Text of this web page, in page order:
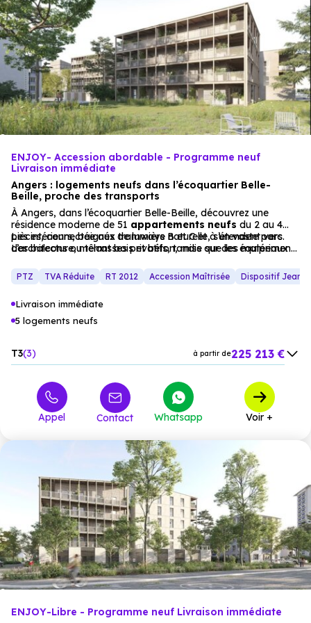
ENJOY- Accession abordable - Programme neuf
Livraison immédiate
Angers : logements neufs dans l’écoquartier Belle-
Beille, proche des transports
À Angers, dans l’écoquartier Belle-Beille, découvrez une
résidence moderne de 51 appartements neufs du 2 au 4
pièces, connectée aux tramways B et C et à un vaste parc.
L’architecture, mêlant bois et béton, mise sur des matériaux
serein.
Les intérieurs, baignés de lumière naturelle, s’étendent vers
des balcons ou terrasses privatifs, tandis que les équipements
assurent un quotidien pratique. Un projet idéal pour une
résidence principale, éligible à la TVA réduite 5,5%, dans un
PTZ TVA Réduite RT 2012 Accession Maîtrisée Dispositif
Livraison immédiate
5 logements neufs
T3 3 à partir de225 213 €
Appel Contact Whatsapp Voir +
ENJOY-Libre - Programme neuf Livraison immédiate